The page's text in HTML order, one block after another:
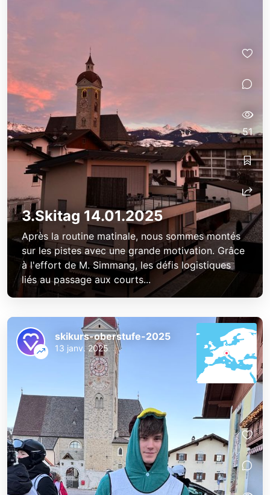
skikurs-oberstufe-2025
skikurs-oberstufe-2025
3.Skitag 14.01.2025
Après la routine matinale, nous sommes montés
sur les pistes avec une grande motivation. Grâce
à l'effort de M. Simmang, les défis logistiques
liés au passage aux courts...
51
skikurs-oberstufe-2025
13 janv. 2025